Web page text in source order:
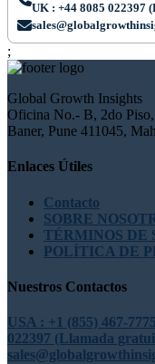
UK : +44 8085 022397
;
Global Growth Insights
Oficina No.- B, 2do
Baner, Pune 411045,
Enlaces Útiles
Contacto
SOBRE
TÉRMINOS DE
POLÍTICA DE
Nuestros Contactos
USA : +1 (855) 467-
022397 (Llamada